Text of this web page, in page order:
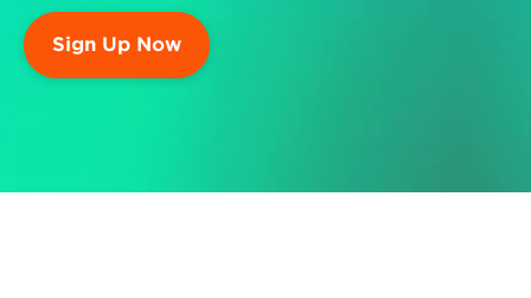
Sign Up Now